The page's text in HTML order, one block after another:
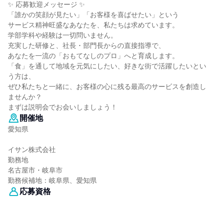
✨ 応募歓迎メッセージ ✨
「誰かの笑顔が見たい」「お客様を喜ばせたい」という
サービス精神旺盛なあなたを、私たちは求めています。
学部学科や経験は一切問いません。
充実した研修と、社長・部門長からの直接指導で、
あなたを一流の「おもてなしのプロ」へと育成します。
「食」を通して地域を元気にしたい、好きな街で活躍したいとい
う方は、
ぜひ私たちと一緒に、お客様の心に残る最高のサービスを創造し
ませんか？
まずは説明会でお会いしましょう！
開催地
愛知県
イサン株式会社
勤務地
名古屋市・岐阜市
勤務候補地：岐阜県、愛知県
応募資格